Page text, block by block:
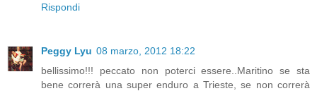
Rispondi
Peggy Lyu 08 marzo, 2012 18:22
bellissimo!!! peccato non poterci essere..Maritino se sta
bene correrà una super enduro a Trieste, se non correrà